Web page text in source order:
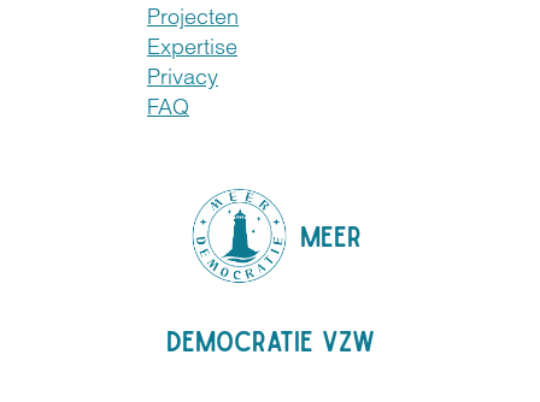
Projecten
Expertise
Privacy
FAQ
MEER
DEMOCRATIE VZW